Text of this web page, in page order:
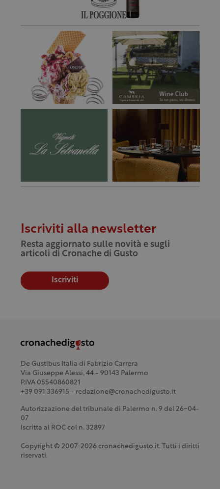
Iscriviti alla newsletter
Resta aggiornato sulle novità e sugli
articoli di Cronache di Gusto
Iscriviti
De Gustibus Italia di Fabrizio Carrera
Via Giuseppe Alessi, 44 - 90143 Palermo
P.IVA 05540860821
+39 091 336915 - redazione@cronachedigusto.it
Autorizzazione del tribunale di Palermo n. 9 del 26-04-
07
Iscritta al ROC col n. 32897
Copyright © 2007-2026 cronachedigusto.it. Tutti i diritti
riservati.